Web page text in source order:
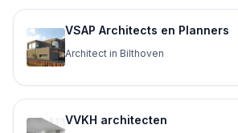
VSAP Architects en Planners
Architect in Bilthoven
VVKH architecten